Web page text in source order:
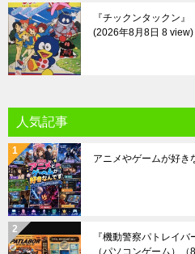
『チックンタックン
2026年8月8日 8 view
人気記事
アニメやゲームが好き
『機動警察パトレイバ
（パソコンゲーム）